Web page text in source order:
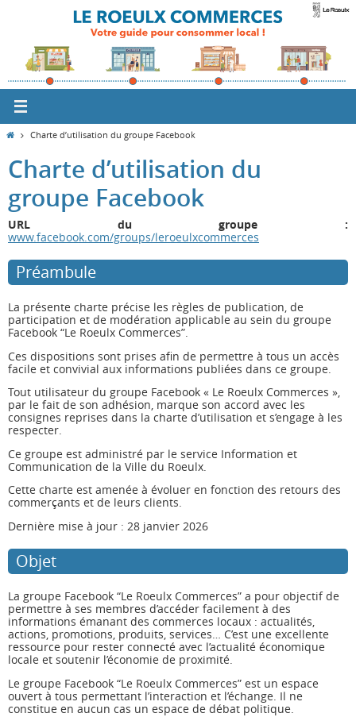
contenu
HomeCharte d’utilisation du groupe Facebook
Charte d’utilisation du
groupe Facebook
URL du groupe :
www.facebook.com/groups/leroeulxcommerces
Préambule
La présente charte précise les règles de publication, de
participation et de modération applicable au sein du groupe
Facebook “Le Roeulx Commerces”.
Ces dispositions sont prises afin de permettre à tous un accès
facile et convivial aux informations publiées dans ce groupe.
Tout utilisateur du groupe Facebook « Le Roeulx Commerces »,
par le fait de son adhésion, marque son accord avec les
consignes reprises dans la charte d’utilisation et s’engage à les
respecter.
Ce groupe est administré par le service Information et
Communication de la Ville du Roeulx.
Cette charte est amenée à évoluer en fonction des retours des
commerçants et de leurs clients.
Dernière mise à jour : 28 janvier 2026
Objet
La groupe Facebook “Le Roeulx Commerces” a pour objectif de
permettre à ses membres d’accéder facilement à des
informations émanant des commerces locaux : actualités,
actions, promotions, produits, services… C’est une excellente
ressource pour rester connecté avec l’actualité économique
locale et soutenir l’économie de proximité.
Le groupe Facebook “Le Roeulx Commerces” est un espace
ouvert à tous permettant l’interaction et l’échange. Il ne
constitue en aucun cas un espace de débat politique.